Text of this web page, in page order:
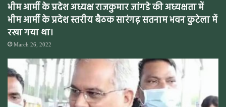
भीम आर्मी के प्रदेश अध्यक्ष राजकुमार जांगडे की अध्यक्षता में
भीम आर्मी के प्रदेश स्तरीय बैठक सारंगढ़ सतनाम भवन कुटेला में
रखा गया था।
March 26, 2022